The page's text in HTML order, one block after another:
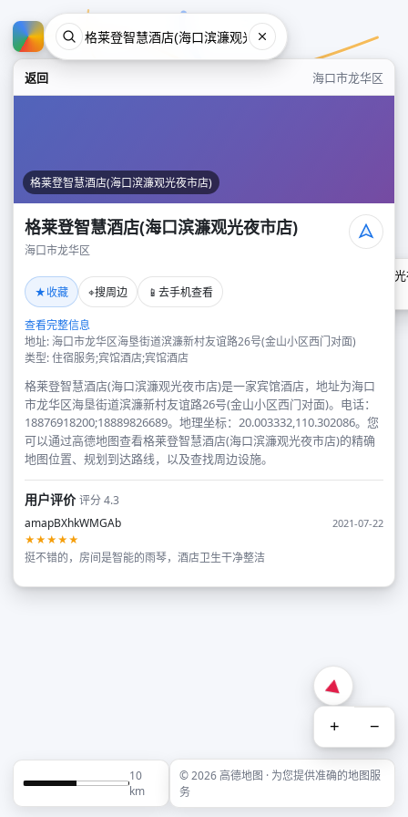
返回 海口市龙华区
格莱登智慧酒店(海口滨濂观光夜市店)
格莱登智慧酒店(海口滨濂观光夜市店)
海口市龙华区
★收藏 ⌖搜周边 📱 去手机查看
查看完整信息
地址: 海口市龙华区海垦街道滨濂新村友谊路26号(金山小区西门对面)
类型: 住宿服务;宾馆酒店;宾馆酒店
格莱登智慧酒店(海口滨濂观光夜市店)是一家宾馆酒店，地址为海口
市龙华区海垦街道滨濂新村友谊路26号(金山小区西门对面)。电话：
18876918200;18889826689。地理坐标：20.003332,110.302086。您
可以通过高德地图查看格莱登智慧酒店(海口滨濂观光夜市店)的精确
地图位置、规划到达路线，以及查找周边设施。
用户评价评分 4.3
amapBXhkWMGAb
2021-07-22
★★★★★
挺不错的，房间是智能的雨琴，酒店卫生干净整洁
格莱登智慧酒店(海口滨濂观
+ −
10
km
© 2026 高德地图 · 为您提供准确的地图服
务